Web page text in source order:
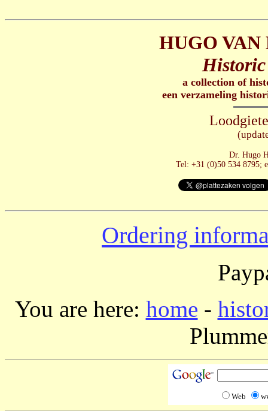
HUGO
Historic
a collection of
een verzameling
Dr. Hugo
Tel: +31 (0)50 534 8795;
Ordering
You are here: home -
Web